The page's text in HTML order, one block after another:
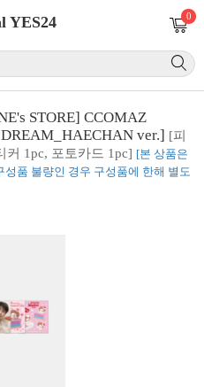
YES24 0
STORE] CCOMAZ
ver.] [피
커 1pc, 포토카드 1pc] [본 상품은
품 불량인 경우 구성품에 한해 별도